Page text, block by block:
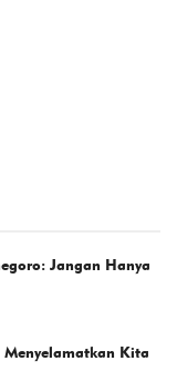
Jangan Hanya
Menyelamatkan Kita